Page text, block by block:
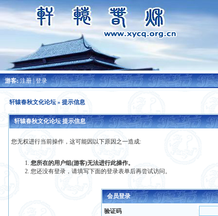
游客:注册|登录
轩辕春秋文化论坛» 提示信息
轩辕春秋文化论坛 提示信息
您无权进行当前操作，这可能因以下原因之一造成:
您所在的用户组(游客)无法进行此操作。
您还没有登录，请填写下面的登录表单后再尝试访问。
会员登录
验证码